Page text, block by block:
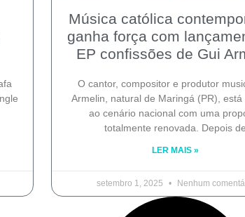
Música católica
ganha força com
EP confissões de Gui
O cantor, compositor e produtor
Armelin, natural de Maringá (PR), está
ao cenário nacional com uma
totalmente renovada. Depois de
LER MAIS »
setembro 1, 2025 Nenhum